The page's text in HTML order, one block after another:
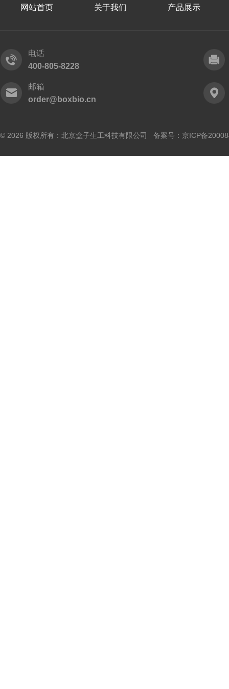
网站首页 关于我们 产品展示
电话
400-805-8228
邮箱
order@boxbio.cn
© 2026 版权所有：北京盒子生工科技有限公司 备案号： 京ICP备